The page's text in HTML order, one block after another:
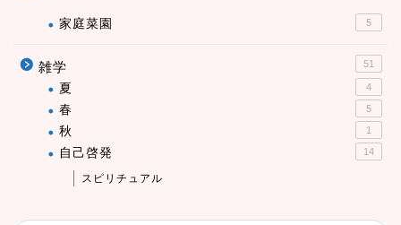
家庭菜園 5
雑学 51
夏 4
春 5
秋 1
自己啓発 14
スピリチュアル